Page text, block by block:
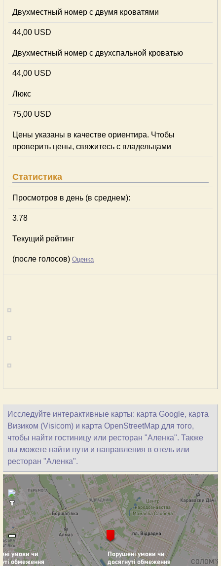
Двухместный номер с двумя кроватями
44,00 USD
Двухместный номер с двухспальной кроватью
44,00 USD
Люкс
75,00 USD
Цены указаны в качестве ориентира. Чтобы
проверить цены, свяжитесь с владельцами
Статистика
Просмотров в день (в среднем):
3.78
Текущий рейтинг
(после голосов) Оценка
Исследуйте интерактивные карты: карта Google, карта
Визиком (Visicom) и карта OpenStreetMap для того,
чтобы найти гостиницу или ресторан "Аленка". Также
вы можете найти пути и направления в отель или
ресторан "Аленка".